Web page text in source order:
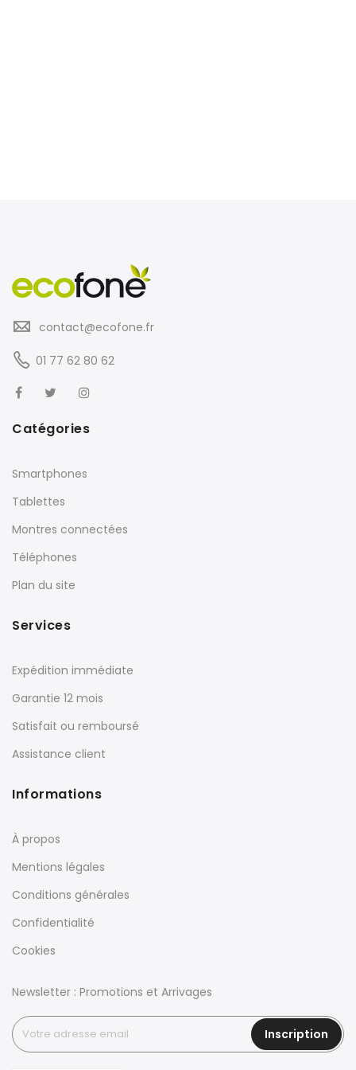
contact@ecofone.fr
01 77 62 80 62
Catégories
Smartphones
Tablettes
Montres connectées
Téléphones
Plan du site
Services
Expédition immédiate
Garantie 12 mois
Satisfait ou remboursé
Assistance client
Informations
À propos
Mentions légales
Conditions générales
Confidentialité
Cookies
Newsletter : Promotions et Arrivages
Inscription